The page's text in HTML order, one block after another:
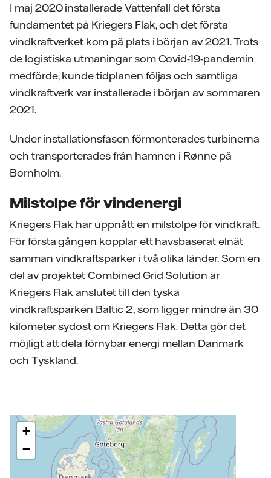
I maj 2020 installerade Vattenfall det första
fundamentet på Kriegers Flak, och det första
vindkraftverket kom på plats i början av 2021. Trots
de logistiska utmaningar som Covid-19-pandemin
medförde, kunde tidplanen följas och samtliga
vindkraftverk var installerade i början av sommaren
2021.
Under installationsfasen förmonterades turbinerna
och transporterades från hamnen i Rønne på
Bornholm.
Milstolpe för vindenergi
Kriegers Flak har uppnått en milstolpe för vindkraft.
För första gången kopplar ett havsbaserat elnät
samman vindkraftsparker i två olika länder. Som en
del av projektet Combined Grid Solution är
Kriegers Flak anslutet till den tyska
vindkraftsparken Baltic 2, som ligger mindre än 30
kilometer sydost om Kriegers Flak. Detta gör det
möjligt att dela förnybar energi mellan Danmark
och Tyskland.
+
−